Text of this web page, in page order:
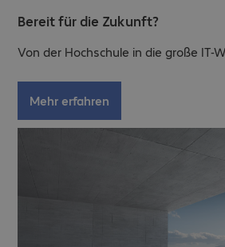
Bereit für die Zukunft?
Von der Hochschule in die große IT-
Mehr erfahren